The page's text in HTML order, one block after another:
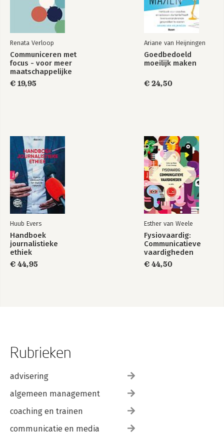
Renata Verloop
Communiceren met
focus - voor meer
maatschappelijke
impact
€ 19,95
Ariane van Heijningen
Goedbedoeld
moeilijk maken
€ 24,50
Huub Evers
Handboek
journalistieke
ethiek
€ 44,95
Esther van Weele
Fysiovaardig:
Communicatieve
vaardigheden
€ 44,50
Rubrieken
advisering
algemeen management
coaching en trainen
communicatie en media